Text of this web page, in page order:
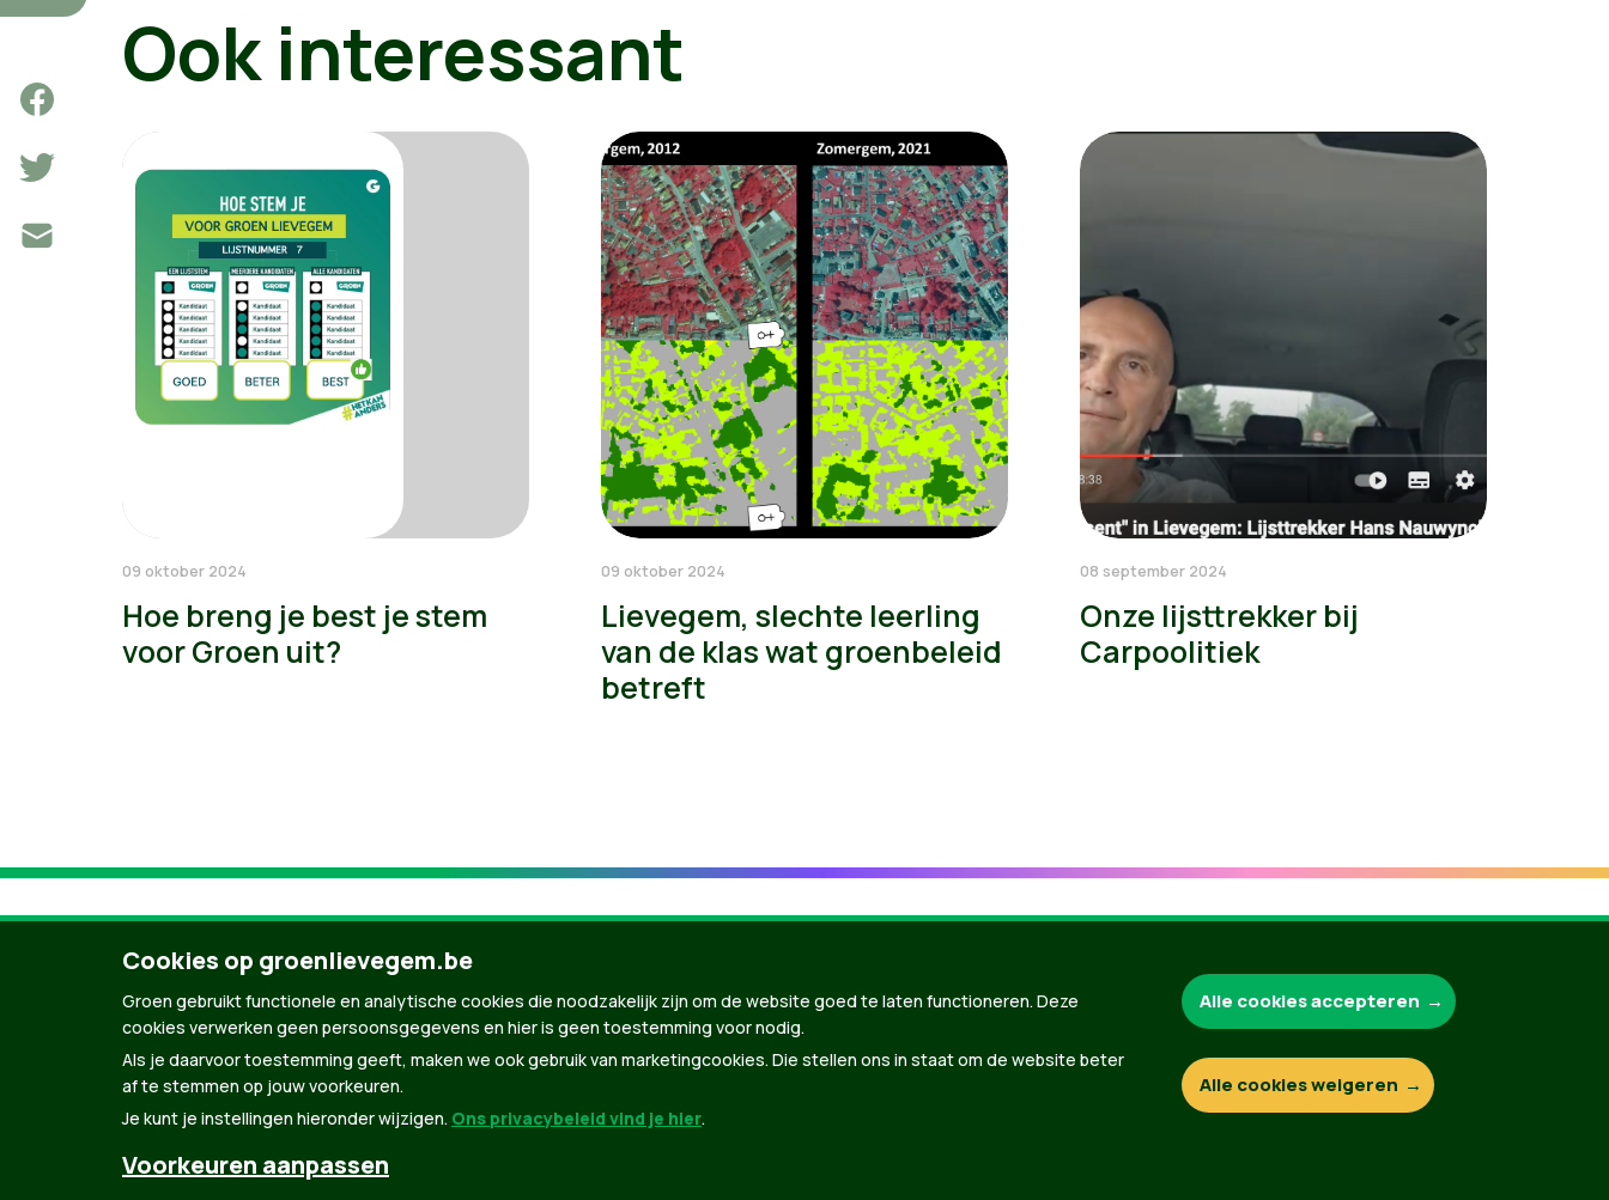
Ook interessant
09 oktober 2024
Hoe breng je best je stem
voor Groen uit?
09 oktober 2024
Lievegem, slechte leerling
van de klas wat groenbeleid
betreft
08 september 2024
Onze lijsttrekker bij
Carpoolitiek
Groen.be
© Copyright Groen 2026 | Gemaakt metNationBuilder| Gebouwd door
Cookies op groenlievegem.be
Groen gebruikt functionele en analytische cookies die noodzakelijk zijn om de website goed te laten functioneren. Deze
cookies verwerken geen persoonsgegevens en hier is geen toestemming voor nodig.
Als je daarvoor toestemming geeft, maken we ook gebruik van marketingcookies. Die stellen ons in staat om de website beter
af te stemmen op jouw voorkeuren.
Je kunt je instellingen hieronder wijzigen. Ons privacybeleid vind je hier.
Voorkeuren aanpassen
Alle cookies accepteren
Alle cookies weigeren